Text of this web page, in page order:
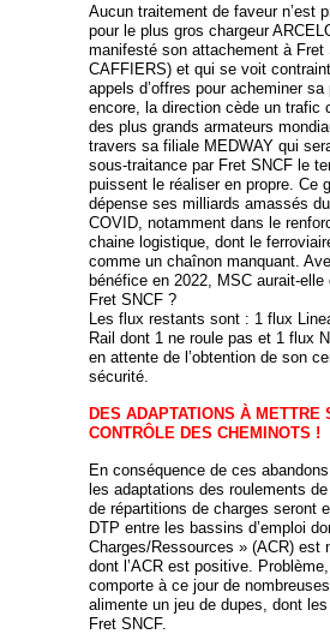
Aucun traitement de faveur n’est
pour le plus gros chargeur
manifesté son attachement à Fret
CAFFIERS) et qui se voit
appels d’offres pour acheminer
encore, la direction cède un trafic
des plus grands armateurs
travers sa filiale MEDWAY qui
sous-traitance par Fret SNCF le
puissent le réaliser en propre. Ce
dépense ses milliards amassés
COVID, notamment dans le
chaine logistique, dont le
comme un chaînon manquant.
bénéfice en 2022, MSC aurait-
Fret SNCF ?
Les flux restants sont : 1 flux
Rail dont 1 ne roule pas et 1 flux
en attente de l’obtention de son
sécurité.
DES ADAPTATIONS À METTRE
CONTRÔLE DES CHEMINOTS !
En conséquence de ces
les adaptations des roulements
de répartitions de charges seront
DTP entre les bassins d’emploi
Charges/Ressources » (ACR) est
dont l’ACR est positive.
comporte à ce jour de
alimente un jeu de dupes, dont
Fret SNCF.